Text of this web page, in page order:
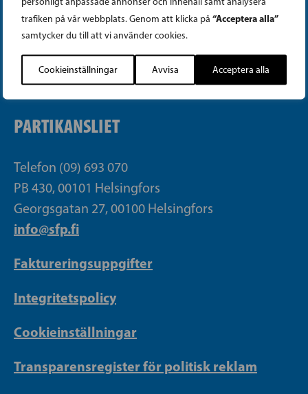
trafiken på vår webbplats. Genom att klicka på “Acceptera alla”
samtycker du till att vi använder cookies.
Cookieinställningar Avvisa Acceptera alla
Facebook
Tiktok
PARTIKANSLIET
Telefon (09) 693 070
PB 430, 00101 Helsingfors
Georgsgatan 27, 00100 Helsingfors
info@sfp.fi
Faktureringsuppgifter
Integritetspolicy
Cookieinställningar
Transparensregister för politisk reklam